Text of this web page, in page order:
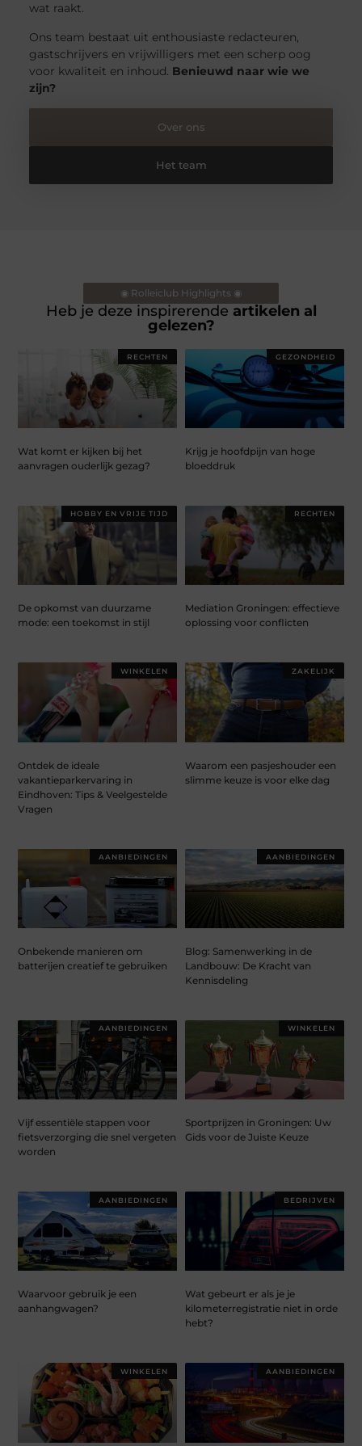
wat raakt.
Ons team bestaat uit enthousiaste redacteuren,
gastschrijvers en vrijwilligers met een scherp oog
voor kwaliteit en inhoud. Benieuwd naar wie we
zijn?
Over ons
Het team
◉ Rolleiclub Highlights ◉
Heb je deze inspirerende artikelen al
gelezen?
RECHTEN
Wat komt er kijken bij het
aanvragen ouderlijk gezag?
GEZONDHEID
Krijg je hoofdpijn van hoge
bloeddruk
HOBBY EN VRIJE TIJD
De opkomst van duurzame
mode: een toekomst in stijl
RECHTEN
Mediation Groningen: effectieve
oplossing voor conflicten
WINKELEN
Ontdek de ideale
vakantieparkervaring in
Eindhoven: Tips & Veelgestelde
Vragen
ZAKELIJK
Waarom een pasjeshouder een
slimme keuze is voor elke dag
AANBIEDINGEN
Onbekende manieren om
batterijen creatief te gebruiken
AANBIEDINGEN
Blog: Samenwerking in de
Landbouw: De Kracht van
Kennisdeling
AANBIEDINGEN
Vijf essentiële stappen voor
fietsverzorging die snel vergeten
worden
WINKELEN
Sportprijzen in Groningen: Uw
Gids voor de Juiste Keuze
AANBIEDINGEN
Waarvoor gebruik je een
aanhangwagen?
BEDRIJVEN
Wat gebeurt er als je je
kilometerregistratie niet in orde
hebt?
WINKELEN AANBIEDINGEN